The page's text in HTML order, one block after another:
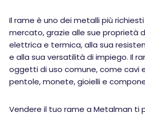
Il rame è uno dei metalli più
mercato, grazie alle sue proprietà
elettrica e termica, alla sua
e alla sua versatilità di impiego. Il
oggetti di uso comune, come cavi
pentole, monete, gioielli e
Vendere il tuo rame a Metalman ti